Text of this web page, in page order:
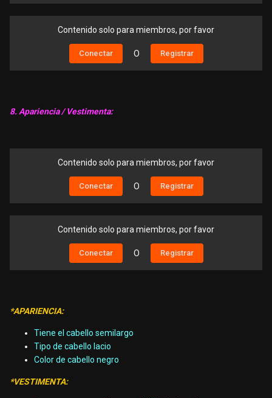
Contenido solo para miembros, por favor
Conectar O Registrar
8. Apariencia / Vestimenta:
Contenido solo para miembros, por favor
Conectar O Registrar
Contenido solo para miembros, por favor
Conectar O Registrar
*APARIENCIA:
Tiene el cabello semilargo
Tipo de cabello lacio
Color de cabello negro
*VESTIMENTA: